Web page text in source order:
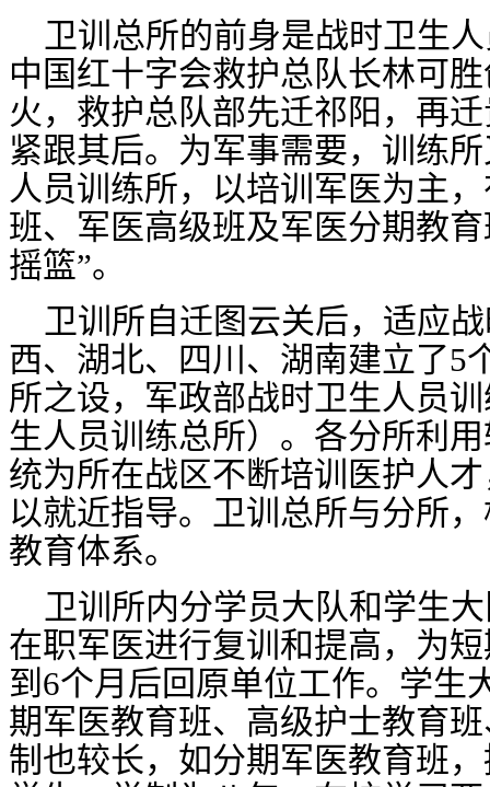
卫训总所的前身是战时卫生
中国红十字会救护总队长林可
火，救护总队部先迁祁阳，再
紧跟其后。为军事需要，训练
人员训练所，以培训军医为主
班、军医高级班及军医分期教
摇篮”。
卫训所自迁图云关后，适应
西、湖北、四川、湖南建立了5
所之设，军政部战时卫生人员
生人员训练总所）。各分所利
统为所在战区不断培训医护人
以就近指导。卫训总所与分所
教育体系。
卫训所内分学员大队和学生
在职军医进行复训和提高，为
到 6个月后回原单位工作。学生
期军医教育班、高级护士教育
制也较长，如分期军医教育班